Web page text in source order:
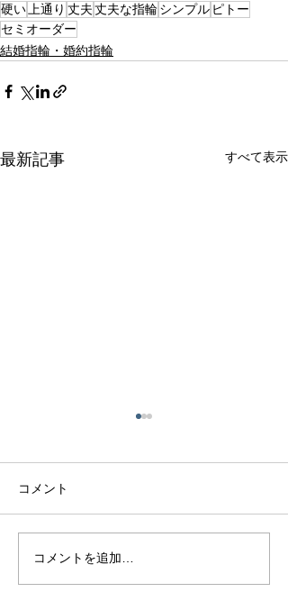
硬い上通り 丈夫丈夫な指輪 シンプル ピトー
セミオーダー
結婚指輪・婚約指輪
最新記事 すべて表示
熊本で結婚指輪を選ぶ予
算はどれくらい？相場と
コメント
コメントを追加…